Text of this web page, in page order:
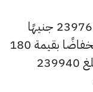
كما انخفض سعر الاونصة ليصل إلى 239765 جنيهًا
للبيع و237985 جنيهًا للشراء، بعد انخفاضًا بقيمة 180
جنيهات مقارنة بالسعر السابق الذي بلغ 239940